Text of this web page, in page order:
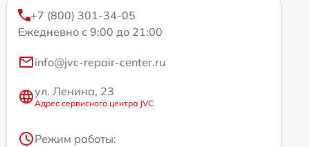
+7 (800) 301-34-05
Ежедневно с 9:00 до 21:00
info@jvc-repair-center.ru
ул. Ленина, 23
Адрес сервисного центра JVC
Режим работы: